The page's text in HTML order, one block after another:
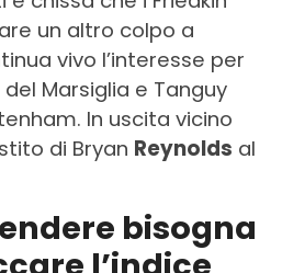
un altro colpo a
vivo l’interesse per
del Marsiglia e Tanguy
In uscita vicino
di Bryan Reynolds al
bisogna